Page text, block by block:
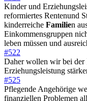
Kinder und
reformiertes Rentenund
kinderreiche Familien
Einkommensgruppen
leben müssen und
#522
Daher wollen wir bei der
Erziehungsleistung
#525
Pflegende Angehörige
finanziellen Problemen